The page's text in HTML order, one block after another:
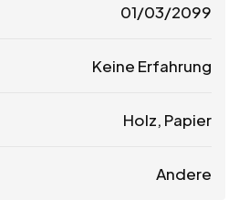
01/03/2099
Keine Erfahrung
Holz, Papier
Andere